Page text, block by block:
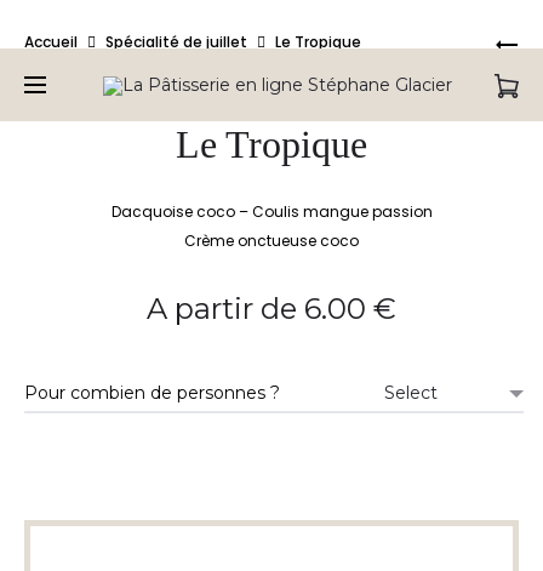
retrouvez tous nos produits.
Accueil Spécialité de juillet Le Tropique
Le Tropique
Dacquoise coco – Coulis mangue passion
Crème onctueuse coco
A partir de 6.00 €
Pour combien de personnes ?